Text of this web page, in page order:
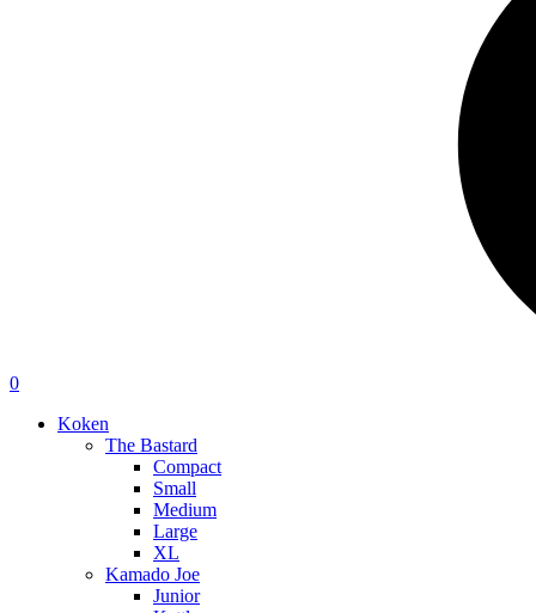
0
Koken
The Bastard
Compact
Small
Medium
Large
XL
Kamado Joe
Junior